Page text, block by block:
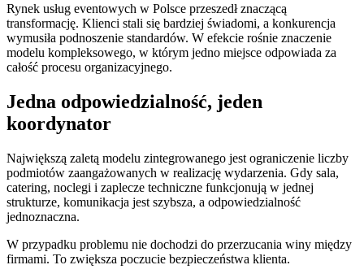
Rynek usług eventowych w Polsce przeszedł znaczącą
transformację. Klienci stali się bardziej świadomi, a konkurencja
wymusiła podnoszenie standardów. W efekcie rośnie znaczenie
modelu kompleksowego, w którym jedno miejsce odpowiada za
całość procesu organizacyjnego.
Jedna odpowiedzialność, jeden
koordynator
Największą zaletą modelu zintegrowanego jest ograniczenie liczby
podmiotów zaangażowanych w realizację wydarzenia. Gdy sala,
catering, noclegi i zaplecze techniczne funkcjonują w jednej
strukturze, komunikacja jest szybsza, a odpowiedzialność
jednoznaczna.
W przypadku problemu nie dochodzi do przerzucania winy między
firmami. To zwiększa poczucie bezpieczeństwa klienta.